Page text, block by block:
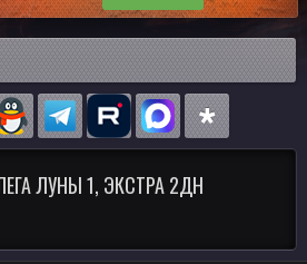
ЛУНЫ 1, ЭКСТРА 2ДН